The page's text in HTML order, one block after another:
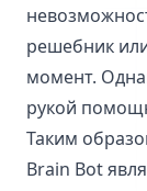
решебник
момент.
рукой
Таким
Brain Bot